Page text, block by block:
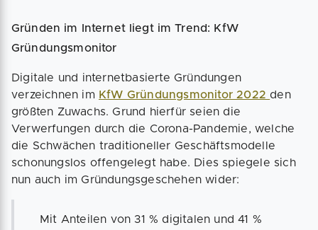
Gründen im Internet liegt im Trend: KfW
Gründungsmonitor
Digitale und internetbasierte Gründungen
verzeichnen im KfW Gründungsmonitor 2022 den
größten Zuwachs. Grund hierfür seien die
Verwerfungen durch die Corona-Pandemie, welche
die Schwächen traditioneller Geschäftsmodelle
schonungslos offengelegt habe. Dies spiegele sich
nun auch im Gründungsgeschehen wider:
Mit Anteilen von 31 % digitalen und 41 %